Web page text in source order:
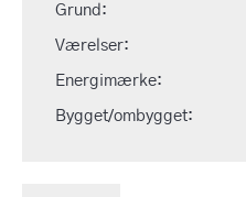
Grund:
Værelser:
Energimærke:
Bygget/ombygget: